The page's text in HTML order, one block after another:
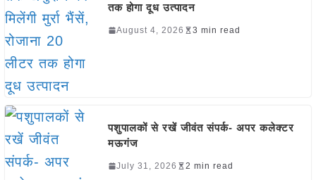
तक होगा दूध उत्पादन
August 4, 2026 3 min read
पशुपालकों से रखें जीवंत संपर्क- अपर कलेक्टर
मऊगंज
July 31, 2026 2 min read